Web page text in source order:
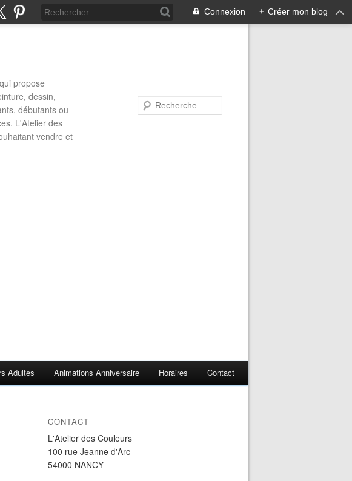
Connexion + Créer mon blog
propose
dessin,
débutants ou
L'Atelier des
vendre et
Adultes Animations Anniversaire Horaires Contact
CONTACT
L'Atelier des Couleurs
100 rue Jeanne d'Arc
54000 NANCY